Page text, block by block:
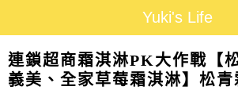
Yuki's Life
連鎖超商霜淇淋PK大作戰【
義美、全家草莓霜淇淋】松